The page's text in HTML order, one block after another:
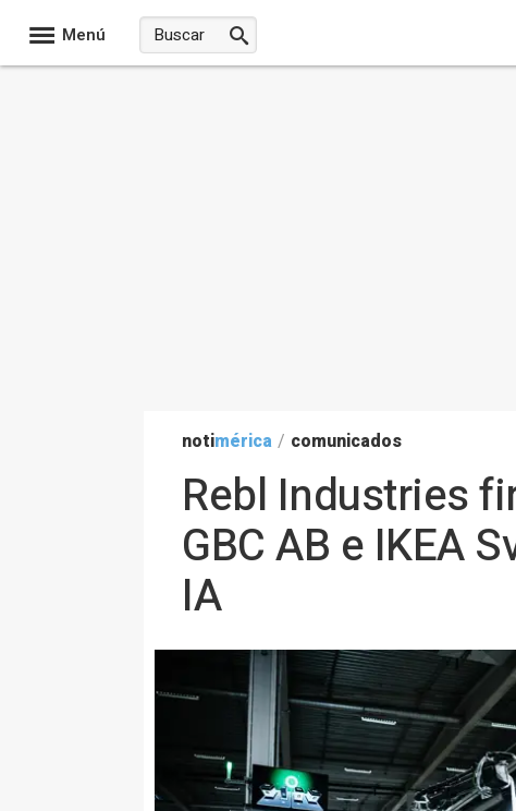
Menú
notimérica / comunicados
Rebl Industries
GBC AB e IKEA
IA